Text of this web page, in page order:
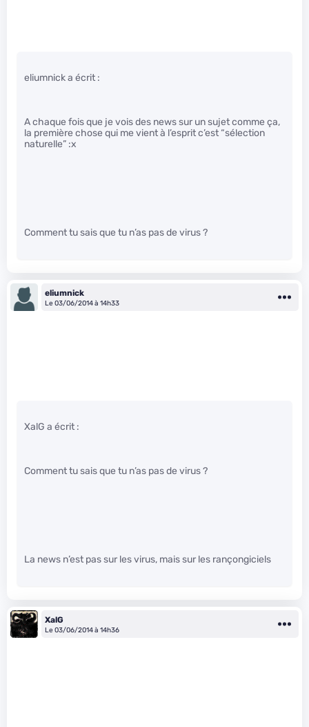
eliumnick a écrit :
A chaque fois que je vois des news sur un sujet comme ça,
la première chose qui me vient à l’esprit c’est “sélection
naturelle” :x
Comment tu sais que tu n’as pas de virus ?
eliumnick
Le 03/06/2014 à 14h33
XalG a écrit :
Comment tu sais que tu n’as pas de virus ?
La news n’est pas sur les virus, mais sur les rançongiciels
XalG
Le 03/06/2014 à 14h36